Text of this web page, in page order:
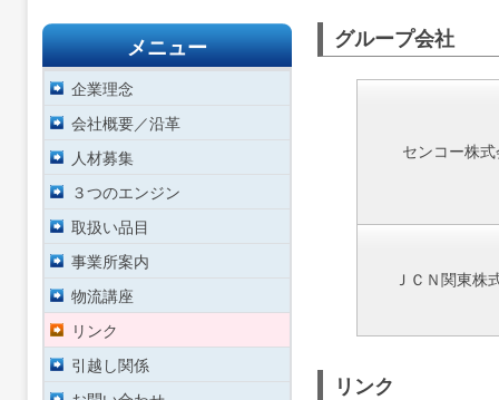
グループ会社
センコー株
ＪＣＮ関東株
リンク
メニュー
企業理念
会社概要／沿革
人材募集
３つのエンジン
取扱い品目
事業所案内
物流講座
リンク
引越し関係